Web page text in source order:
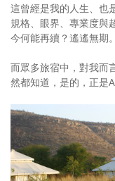
合作與代言
這曾經是我的人生、也
規格、眼界、專業度與
今何能再續？遙遙無期。
而眾多旅宿中，對我而
然都知道，是的，正是